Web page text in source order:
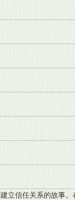
立信任关系的故事